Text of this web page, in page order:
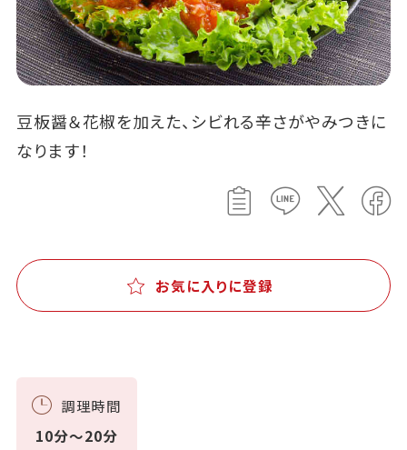
豆板醤＆花椒を加えた、シビれる辛さがやみつきに
なります！
お気に入りに登録
調理時間
10分～20分